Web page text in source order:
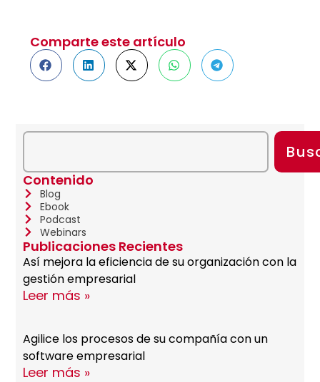
Comparte este artículo
Contenido
Blog
Ebook
Podcast
Webinars
Publicaciones Recientes
Así mejora la eficiencia de su organización con la
gestión empresarial
Leer más »
Agilice los procesos de su compañía con un
software empresarial
Leer más »